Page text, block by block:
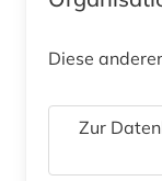
Diese
Zur